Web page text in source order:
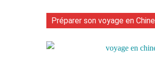
Préparer son voyage en Chine